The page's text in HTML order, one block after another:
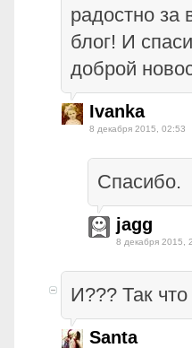
радостно
блог! И
доброй
Ivanka
8 декабря 2015, 02:53
Спасибо.
jagg
8 декабря 2015,
И??? Так
Santa